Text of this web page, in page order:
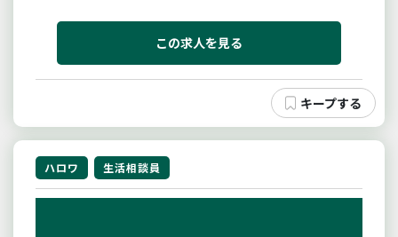
＊その他、付随する業務あり＊社用車（軽四車）に
て、買い物・事務手続き等の外出あり【仕事の内容】
この求人を見る
ハロワ 生活相談員